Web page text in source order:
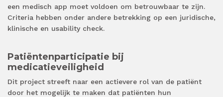
een medisch app moet voldoen om betrouwbaar te zijn.
Criteria hebben onder andere betrekking op een juridische,
klinische en usability check.
Patiëntenparticipatie bij
medicatieveiligheid
Dit project streeft naar een actievere rol van de patiënt
door het mogelijk te maken dat patiënten hun